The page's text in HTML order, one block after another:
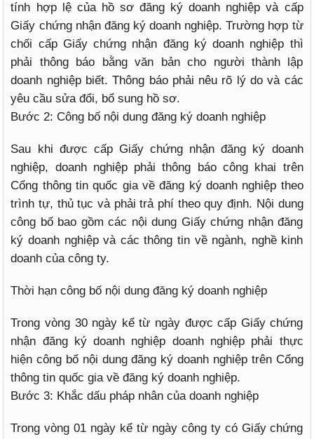
tính hợp lệ của hồ sơ đăng ký doanh nghiệp và cấp
Giấy chứng nhận đăng ký doanh nghiệp. Trường hợp từ
chối cấp Giấy chứng nhận đăng ký doanh nghiệp thì
phải thông báo bằng văn bản cho người thành lập
doanh nghiệp biết. Thông báo phải nêu rõ lý do và các
yêu cầu sửa đổi, bổ sung hồ sơ.
Bước 2: Công bố nội dung đăng ký doanh nghiệp
Sau khi được cấp Giấy chứng nhận đăng ký doanh
nghiệp, doanh nghiệp phải thông báo công khai trên
Cổng thông tin quốc gia về đăng ký doanh nghiệp theo
trình tự, thủ tục và phải trả phí theo quy định. Nội dung
công bố bao gồm các nội dung Giấy chứng nhận đăng
ký doanh nghiệp và các thông tin về ngành, nghề kinh
doanh của công ty.
Thời hạn công bố nội dung đăng ký doanh nghiệp
Trong vòng 30 ngày kể từ ngày được cấp Giấy chứng
nhận đăng ký doanh nghiệp doanh nghiệp phải thực
hiện công bố nội dung đăng ký doanh nghiệp trên Cổng
thông tin quốc gia về đăng ký doanh nghiệp.
Bước 3: Khắc dấu pháp nhân của doanh nghiệp
Trong vòng 01 ngày kể từ ngày công ty có Giấy chứng